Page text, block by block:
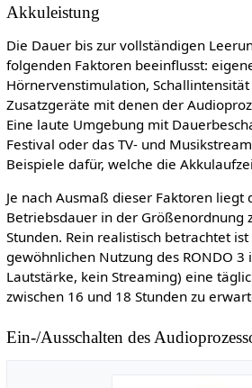
Akkuleistung
Die Dauer bis zur vollständigen
folgenden Faktoren beeinflusst:
Hörnervenstimulation,
Zusatzgeräte mit denen der
Eine laute Umgebung mit
Festival oder das TV- und
Beispiele dafür, welche die
Je nach Ausmaß dieser Faktoren liegt
Betriebsdauer in der Größenordnung
Stunden. Rein realistisch betrachtet
gewöhnlichen Nutzung des RONDO
Lautstärke, kein Streaming) eine
zwischen 16 und 18 Stunden zu
Ein-/Ausschalten des